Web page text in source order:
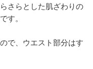
さらとした肌ざわりの
す。
で、ウエスト部分はす